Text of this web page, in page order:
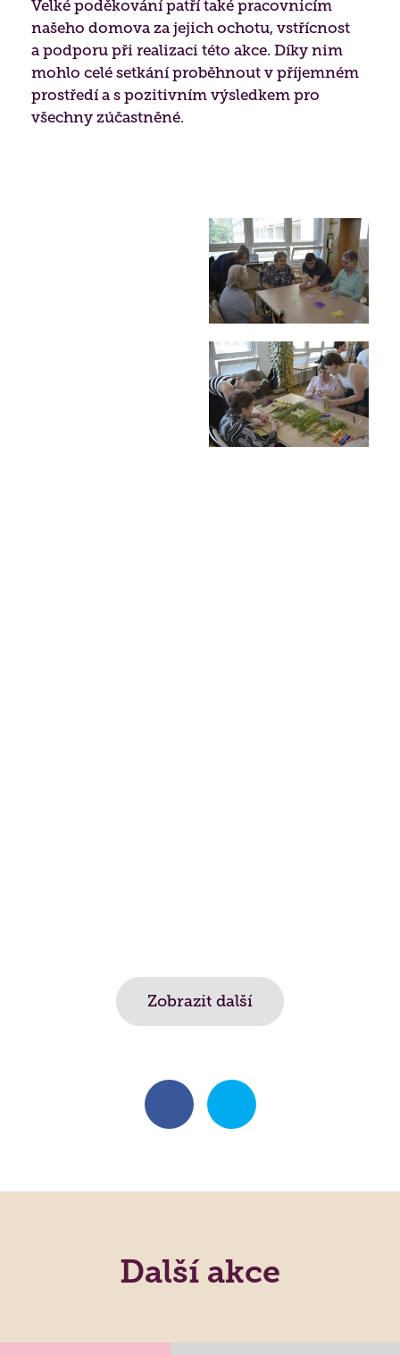
Velké poděkování patří také pracovnicím
našeho domova za jejich ochotu, vstřícnost
a podporu při realizaci této akce. Díky nim
mohlo celé setkání proběhnout v příjemném
prostředí a s pozitivním výsledkem pro
všechny zúčastněné.
Zobrazit další
Další akce